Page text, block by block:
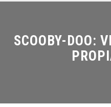
SCOOBY-DOO: